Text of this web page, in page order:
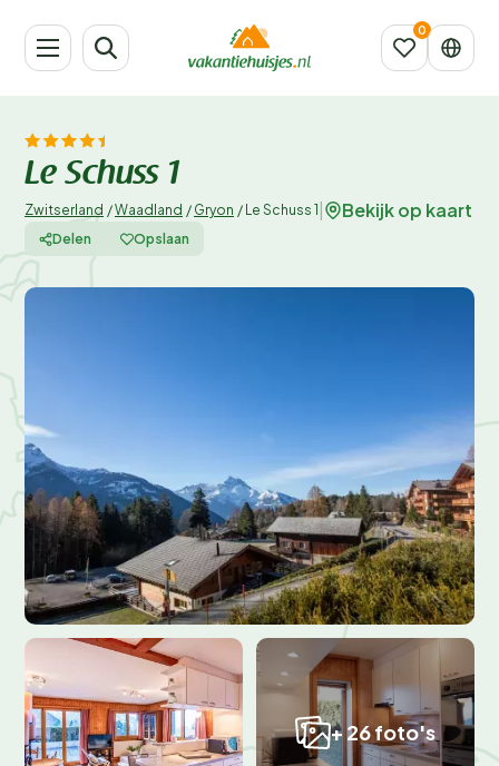
Le Schuss 1
Zwitserland /Waadland / Gryon / Le Schuss 1 Bekijk op kaart
Delen Opslaan
+ 26 foto's